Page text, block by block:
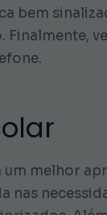
bem
melhor